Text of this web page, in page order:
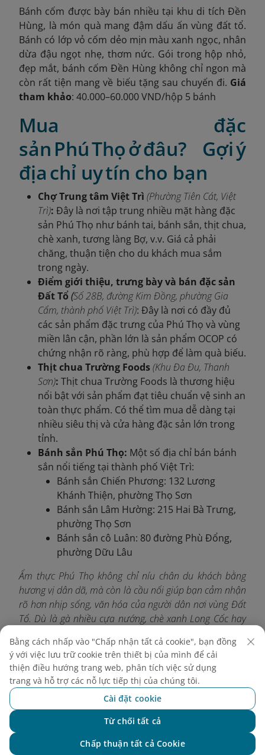
Bánh cốm được bày bán nhiều tại khu di tích Đền
Hùng, là món quà mang đậm dấu ấn vùng đất tổ.
Bánh có lớp vỏ cốm dẻo mịn màu xanh ngọc, nhân
dừa đậu ngọt nhẹ, thơm nức. Gói trong hộp nhỏ,
đẹp mắt, bánh cốm Đền Hùng không chỉ ngon mà
còn rất tiện mang về biếu tặng sau chuyến đi. Giá
tham khảo: 40.000–60.000 VND/hộp 5 bánh
Mua đặc
sản Phú Thọ ở đâu? Gợi ý
địa chỉ uy tín cho bạn
Chợ Trung tâm Việt Trì (Phường Tiên Cát, Việt
Trì): Đây là nơi tập trung nhiều mặt hàng đặc
sản Phú Thọ như bánh tai, bánh sắn, thịt chua,
chè xanh, tương làng Bợ, v.v. Giá cả phải
chăng, thuận tiện cho du khách mua sắm
trong ngày.
Điểm giới thiệu, trưng bày và bán đặc sản
Đất Tổ(Số 28B, đường Kim Đồng, phường Gia
Cẩm, thành phố Việt Trì): Đây là nơi có đầy đủ
các sản phẩm đặc trưng của Phú Thọ và vùng
miền lân cận, phần lớn là sản phẩm OCOP có
chứng nhận rõ ràng, phù hợp để làm quà biếu.
Thịt chua Trường Foods(Khu Đa Đu, Thanh
Sơn): Thịt chua Trường Foods là thương hiệu
nổi bật với sản phẩm đạt tiêu chuẩn vệ sinh an
toàn thực phẩm. Có thể tìm mua dễ dàng tại
nhiều siêu thị và cửa hàng đặc sản lớn trong
tỉnh.
Bánh sắn Phú Thọ: Một số địa chỉ bán bánh
sắn nổi tiếng tại thành phố Việt Trì:
Bánh sắn Chiến Phương: 132 Lương
Khánh Thiện, phường Thọ Sơn
Bánh sắn Lâm Hường: 215 Hai Bà Trưng,
phường Thọ Sơn
Bánh sắn cô Luân: 80 đường Phù Đổng,
phường Dữu Lâu
Ẩm thực Phú Thọ không chỉ níu chân du khách bằng
hương vị dân dã, mà còn là cầu nối giúp bạn cảm nhận
rõ hơn nhịp sống, văn hóa của người dân nơi vùng Đất
Tổ. Dù là gà nhiều cựa nướng, chè xanh Long Cốc hay
đậm dấu ấn bản sắc và sự mến khách. Hãy cùng
Vietnam Airlinesdành thời gian khám phá trọn vẹn ẩm
thực địa phương để chuyến đi của bạn thêm phần trọn
vẹn, đáng nhớ.
Bằng cách nhấp vào "Chấp nhận tất cả cookie", bạn đồng
ý với việc lưu trữ cookie trên thiết bị của mình để cải
thiện điều hướng trang web, phân tích việc sử dụng
trang và hỗ trợ các nỗ lực tiếp thị của chúng tôi.
Cài đặt cookie
Từ chối tất cả
Chấp thuận tất cả Cookie